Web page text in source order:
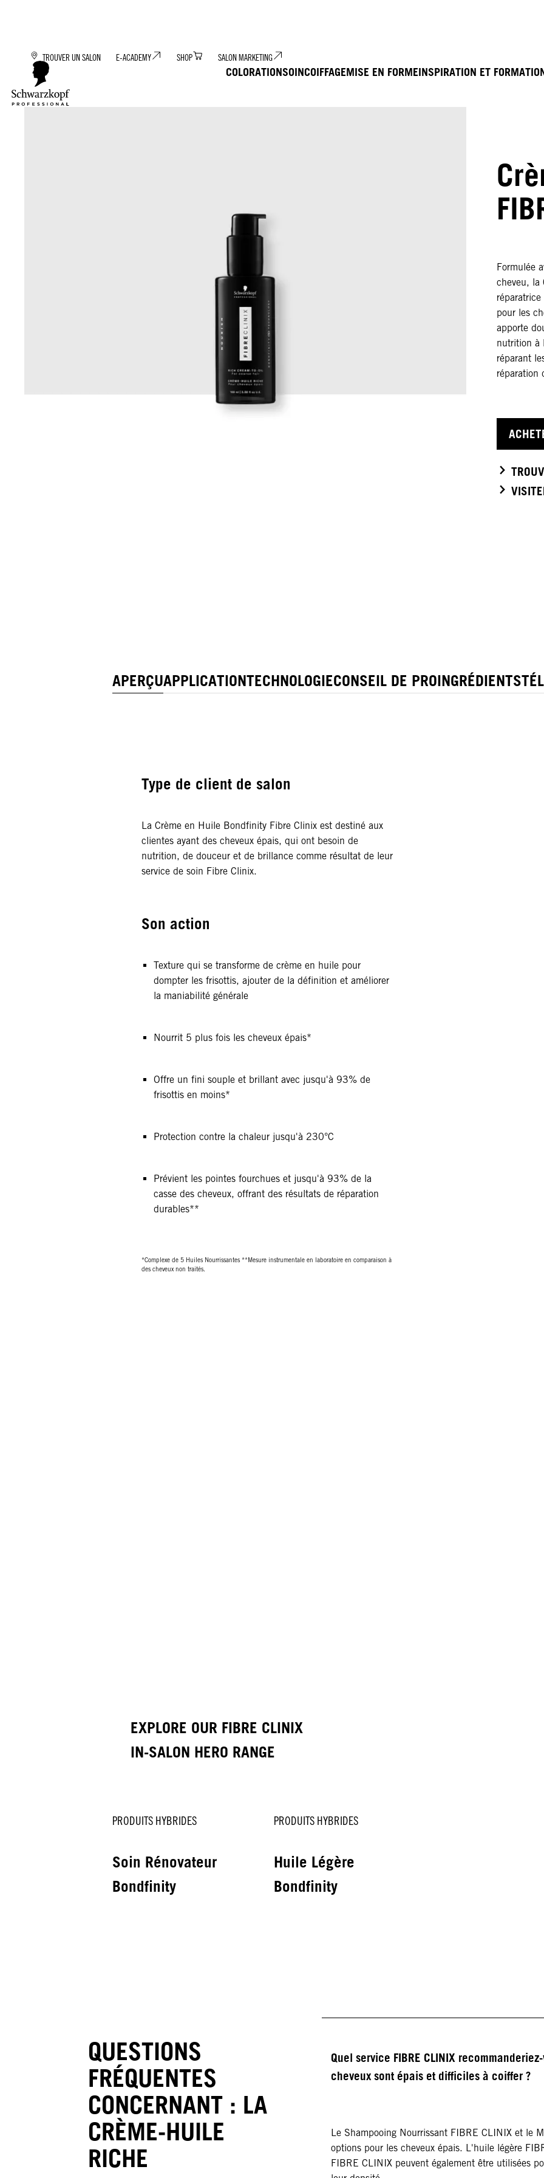
COLORATIONSOINCOIFFAGEMISE EN FORMEINSPIRATION ET
TROUVER UN SALON E-ACADEMY SHOP SALON MARKETING
Formulée
cheveu, la
pour les
apporte
nutrition à
réparant
réparation
APERÇUAPPLICATIONTECHNOLOGIECONSEIL DE PROINGRÉDIENTS
Type de client de salon
La Crème en Huile Bondfinity Fibre Clinix est destiné aux
clientes ayant des cheveux épais, qui ont besoin de
nutrition, de douceur et de brillance comme résultat de leur
service de soin Fibre Clinix.
Son action
Texture qui se transforme de crème en huile pour
dompter les frisottis, ajouter de la définition et améliorer
la maniabilité générale
Nourrit 5 plus fois les cheveux épais*
Offre un fini souple et brillant avec jusqu'à 93% de
frisottis en moins*
Protection contre la chaleur jusqu'à 230°C
Prévient les pointes fourchues et jusqu'à 93% de la
casse des cheveux, offrant des résultats de réparation
durables**
*Complexe de 5 Huiles Nourrissantes **Mesure instrumentale en laboratoire en comparaison à
des cheveux non traités.
EXPLORE OUR FIBRE CLINIX
IN-SALON HERO RANGE
PRODUITS HYBRIDES
Soin Rénovateur
Bondfinity
PRODUITS HYBRIDES
Huile Légère
Bondfinity
QUESTIONS
FRÉQUENTES
CONCERNANT : LA
CRÈME-HUILE
RICHE
Quel service FIBRE CLINIX
cheveux sont épais et difficiles à coiffer ?
Le Shampooing Nourrissant FIBRE CLINIX et le
options pour les cheveux épais. L'huile légère
FIBRE CLINIX peuvent également être utilisées